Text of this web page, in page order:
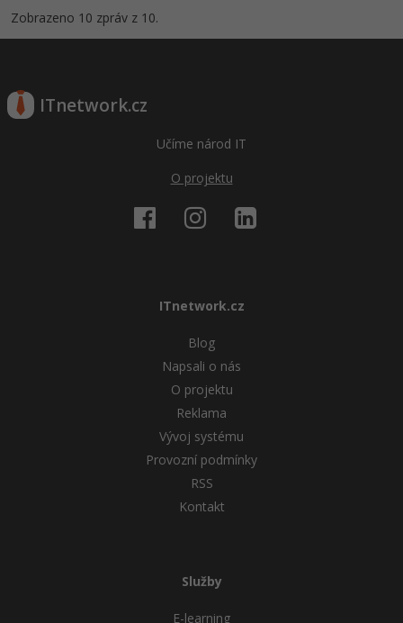
Zobrazeno 10 zpráv z 10.
ITnetwork.cz
Učíme národ IT
O projektu
ITnetwork.cz
Blog
Napsali o nás
O projektu
Reklama
Vývoj systému
Provozní podmínky
RSS
Kontakt
Služby
E-learning